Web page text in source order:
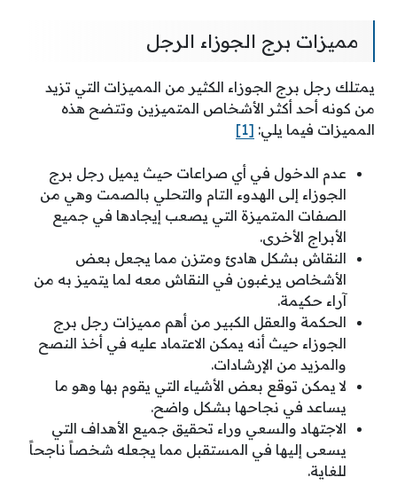
مميزات برج الجوزاء الرجل
يمتلك رجل برج الجوزاء الكثير من المميزات التي تزيد
من كونه أحد أكثر الأشخاص المتميزين وتتضح هذه
المميزات فيما يلي: [1]
عدم الدخول في أي صراعات حيث يميل رجل برج
الجوزاء إلى الهدوء التام والتحلي بالصمت وهي من
الصفات المتميزة التي يصعب إيجادها في جميع
الأبراج الأخرى.
النقاش بشكل هادئ ومتزن مما يجعل بعض
الأشخاص يرغبون في النقاش معه لما يتميز به من
آراء حكيمة.
الحكمة والعقل الكبير من أهم مميزات رجل برج
الجوزاء حيث أنه يمكن الاعتماد عليه في أخذ النصح
والمزيد من الإرشادات.
لا يمكن توقع بعض الأشياء التي يقوم بها وهو ما
يساعد في نجاحها بشكل واضح.
الاجتهاد والسعي وراء تحقيق جميع الأهداف التي
يسعى إليها في المستقبل مما يجعله شخصاً ناجحاً
للغاية.